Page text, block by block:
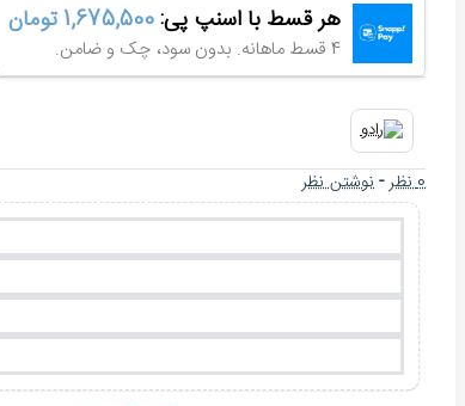
هر قسط با اسنپ پی:1,675,500 تومان
4 قسط ماهانه. بدون سود، چک و ضامن.
0 نظر -نوشتن نظر